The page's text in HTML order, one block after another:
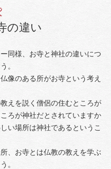
の違い
同様、お寺と神社の違いにつ
。
像のある所がお寺という考え
えを説く僧侶の住むところが
ろが神社だとされていますか
い場所は神社であるというこ
、お寺とは仏教の教えを学ぶ
。